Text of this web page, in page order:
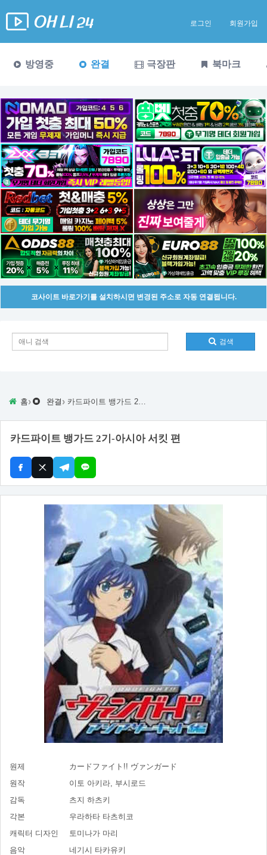
로그인 회원가입
방영중 완결 극장판 북마크
코사이트 바로가기를 설치하시면 변경된 주소로 자동 연결됩니다.
검색
홈› 완결 › 카드파이트 뱅가드 2기-아시아 서킷 편
카드파이트 뱅가드 2기-아시아 서킷 편
원제
カードファイト!! ヴァンガード
원작
이토 아키라, 부시로드
감독
츠지 하츠키
각본
우라하타 타츠히코
캐릭터 디자인
토미나가 마리
음악
네기시 타카유키